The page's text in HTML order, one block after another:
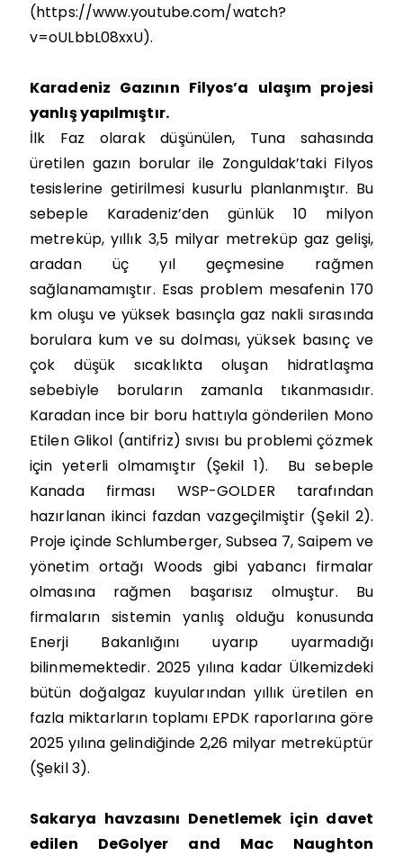
(https://www.youtube.com/watch?
v=oULbbL08xxU).
Karadeniz Gazının Filyos’a ulaşım projesi
yanlış yapılmıştır.
İlk Faz olarak düşünülen, Tuna sahasında
üretilen gazın borular ile Zonguldak’taki Filyos
tesislerine getirilmesi kusurlu planlanmıştır. Bu
sebeple Karadeniz’den günlük 10 milyon
metreküp, yıllık 3,5 milyar metreküp gaz gelişi,
aradan üç yıl geçmesine rağmen
sağlanamamıştır. Esas problem mesafenin 170
km oluşu ve yüksek basınçla gaz nakli sırasında
borulara kum ve su dolması, yüksek basınç ve
çok düşük sıcaklıkta oluşan hidratlaşma
sebebiyle boruların zamanla tıkanmasıdır.
Karadan ince bir boru hattıyla gönderilen Mono
Etilen Glikol (antifriz) sıvısı bu problemi çözmek
için yeterli olmamıştır (Şekil 1).
Bu sebeple
Kanada firması WSP-GOLDER tarafından
hazırlanan ikinci fazdan vazgeçilmiştir (Şekil 2).
Proje içinde Schlumberger, Subsea 7, Saipem ve
yönetim ortağı Woods gibi yabancı firmalar
olmasına rağmen başarısız olmuştur. Bu
firmaların sistemin yanlış olduğu konusunda
Enerji Bakanlığını uyarıp uyarmadığı
bilinmemektedir. 2025 yılına kadar Ülkemizdeki
bütün doğalgaz kuyularından yıllık üretilen en
fazla miktarların toplamı EPDK raporlarına göre
2025 yılına gelindiğinde 2,26 milyar metreküptür
(Şekil 3).
Sakarya havzasını Denetlemek için davet
edilen DeGolyer and Mac Naughton